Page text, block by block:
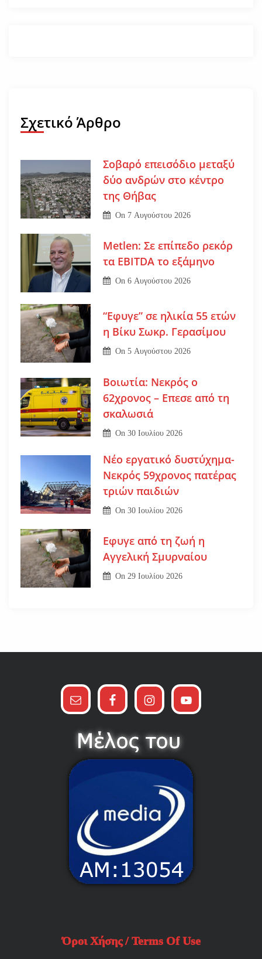
Σχετικό Άρθρο
Σοβαρό επεισόδιο μεταξύ
δύο ανδρών στο κέντρο
της Θήβας
On 7 Αυγούστου 2026
Metlen: Σε επίπεδο ρεκόρ
τα EBITDA το εξάμηνο
On6 Αυγούστου 2026
“Εφυγε” σε ηλικία 55 ετών
η Βίκυ Σωκρ. Γερασίμου
On5 Αυγούστου 2026
Βοιωτία: Νεκρός ο
62χρονος – Επεσε από τη
σκαλωσιά
On30 Ιουλίου 2026
Νέο εργατικό δυστύχημα-
Νεκρός 59χρονος πατέρας
τριών παιδιών
On30 Ιουλίου 2026
Εφυγε από τη ζωή η
Αγγελική Σμυρναίου
On29 Ιουλίου 2026
Όροι Χήσης / Terms Of Use